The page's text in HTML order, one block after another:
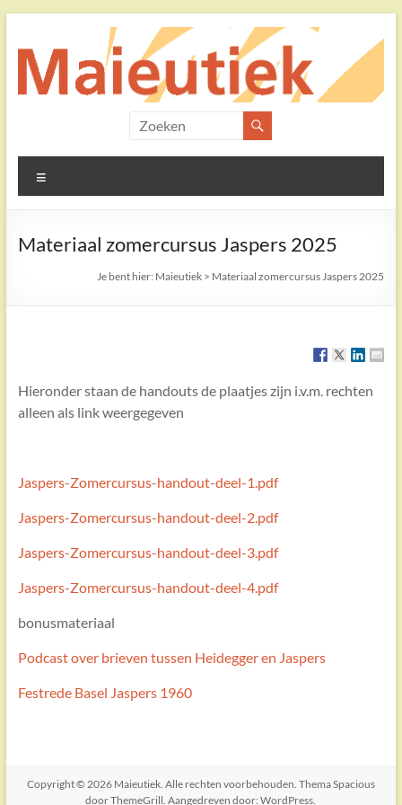
inhoud
Maieutiek
Filosofische
Praktijk
Materiaal zomercursus Jaspers 2025
Je bent hier: Maieutiek > Materiaal zomercursus Jaspers 2025
Hieronder staan de handouts de plaatjes zijn i.v.m. rechten
alleen als link weergegeven
Jaspers-Zomercursus-handout-deel-1.pdf
Jaspers-Zomercursus-handout-deel-2.pdf
Jaspers-Zomercursus-handout-deel-3.pdf
Jaspers-Zomercursus-handout-deel-4.pdf
bonusmateriaal
Podcast over brieven tussen Heidegger en Jaspers
Festrede Basel Jaspers 1960
Copyright © 2026 Maieutiek. Alle rechten voorbehouden. ThemaSpacious
door ThemeGrill. Aangedreven door:WordPress